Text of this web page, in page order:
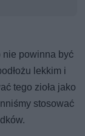
nie powinna być
lekkim i
tego zioła jako
stosować